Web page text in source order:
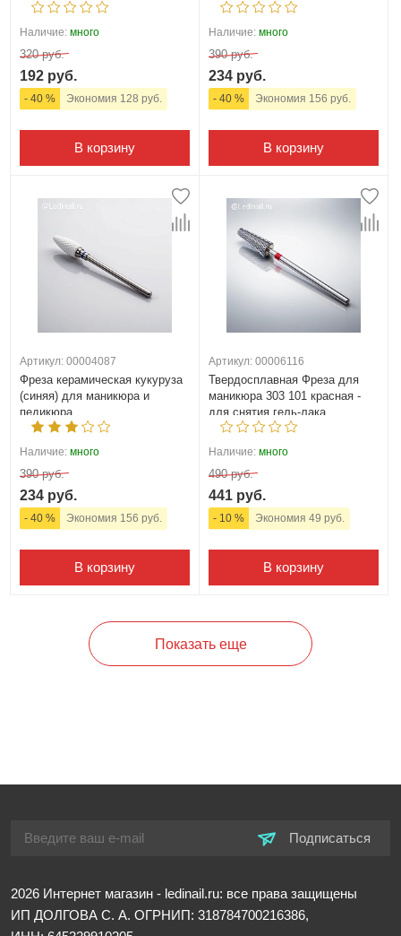
Наличие: много
320 руб.
192 руб.
- 40 % Экономия 128 руб.
В корзину
Наличие: много
390 руб.
234 руб.
- 40 % Экономия 156 руб.
В корзину
Артикул: 00004087
Фреза керамическая кукуруза
(синяя) для маникюра и
педикюра
Наличие: много
390 руб.
234 руб.
- 40 % Экономия 156 руб.
В корзину
Артикул: 00006116
Твердосплавная Фреза для
маникюра 303 101 красная -
для снятия гель-лака,
кутикулы и педикюра
Наличие: много
490 руб.
441 руб.
- 10 % Экономия 49 руб.
В корзину
Показать еще
Подписаться
2026 Интернет магазин - ledinail.ru: все права защищены
ИП ДОЛГОВА С. А. ОГРНИП: 318784700216386,